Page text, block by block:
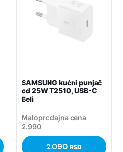
SAMSUNG kućni punjač
od 25W T2510, USB-C,
Beli
Maloprodajna cena
2.990
2.090 RSD